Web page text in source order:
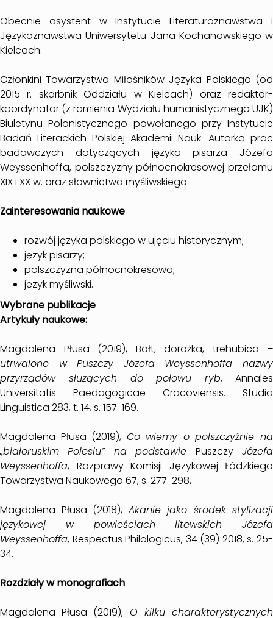
Obecnie asystent w Instytucie Literaturoznawstwa i
Językoznawstwa Uniwersytetu Jana Kochanowskiego w
Kielcach.
Członkini Towarzystwa Miłośników Języka Polskiego (od
2015 r. skarbnik Oddziału w Kielcach) oraz redaktor-
koordynator (z ramienia Wydziału humanistycznego UJK)
Biuletynu Polonistycznego powołanego przy Instytucie
Badań Literackich Polskiej Akademii Nauk. Autorka prac
badawczych dotyczących języka pisarza Józefa
Weyssenhoffa, polszczyzny północnokresowej przełomu
XIX i XX w. oraz słownictwa myśliwskiego.
Zainteresowania naukowe
rozwój języka polskiego w ujęciu historycznym;
język pisarzy;
polszczyzna północnokresowa;
język myśliwski.
Wybrane publikacje
Artykuły naukowe:
Magdalena Płusa (2019), Bołt, dorożka, trehubica –
utrwalone w Puszczy Józefa Weyssenhoffa nazwy
przyrządów służących do połowu ryb, Annales
Universitatis Paedagogicae Cracoviensis. Studia
Linguistica 283, t. 14, s. 157-169.
Magdalena Płusa (2019), Co wiemy o polszczyźnie na
„białoruskim Polesiu” na podstawie PuszczyJózefa
Weyssenhoffa, Rozprawy Komisji Językowej Łódzkiego
Towarzystwa Naukowego 67, s. 277-298.
Magdalena Płusa (2018), Akanie jako środek stylizacji
językowej w powieściach litewskich Józefa
Weyssenhoffa, Respectus Philologicus, 34 (39) 2018, s. 25-
34.
Rozdziały w monografiach
Magdalena Płusa (2019), O kilku charakterystycznych